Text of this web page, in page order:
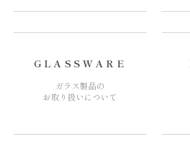
GLASSWARE
ガラス製品の
お取り扱いについて